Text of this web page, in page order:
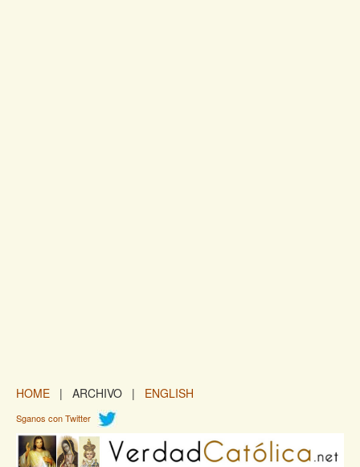
HOME | ARCHIVO | ENGLISH
Sganos con Twitter